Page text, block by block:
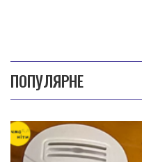
ПОПУЛЯРНЕ